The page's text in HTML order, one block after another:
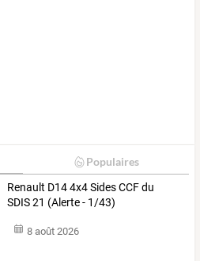
Populaires
Renault D14 4x4 Sides CCF du
SDIS 21 (Alerte - 1/43)
8 août 2026